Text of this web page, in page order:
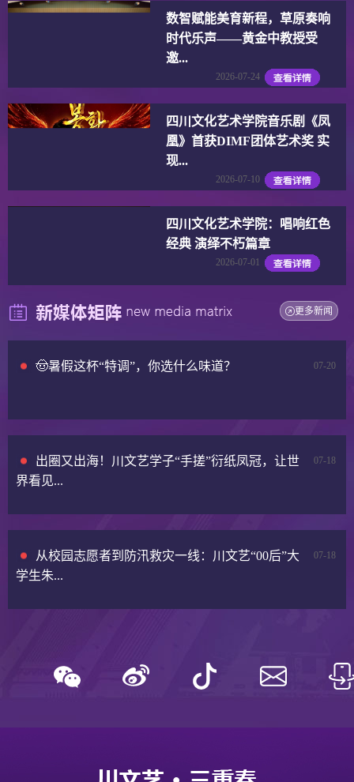
数智赋能美育新程，草原奏响
时代乐声——黄金中教授受
邀...
2026-07-24
四川文化艺术学院音乐剧《凤
凰》首获DIMF团体艺术奖 实
现...
2026-07-10
四川文化艺术学院：唱响红色
经典 演绎不朽篇章
2026-07-01
更多新闻
07-20
🤠暑假这杯“特调”，你选什么味道？
07-18
出圈又出海！川文艺学子“手搓”衍纸凤冠，让世
界看见...
07-18
从校园志愿者到防汛救灾一线：川文艺“00后”大
学生朱...